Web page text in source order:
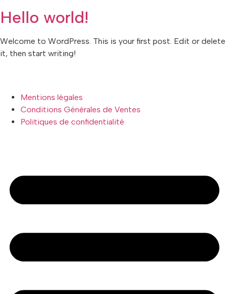
Hello world!
Welcome to WordPress. This is your first post. Edit or delete
it, then start writing!
Mentions légales
Conditions Générales de Ventes
Politiques de confidentialité